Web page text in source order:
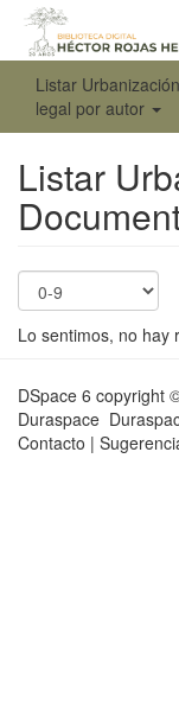
Listar
legal por autor
Listar
Lo sentimos, no hay
DSpace 6 copyright
Duraspace
Contacto |